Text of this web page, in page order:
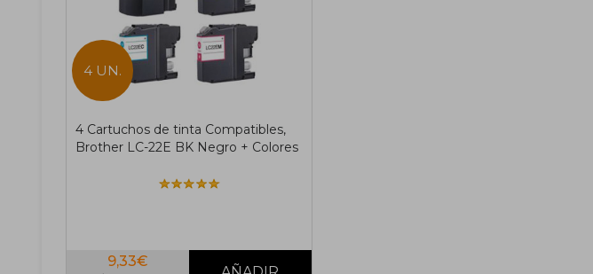
4 UN.
4 Cartuchos de tinta Compatibles,
Brother LC-22E BK Negro + Colores
9,33€